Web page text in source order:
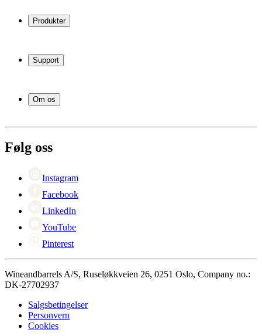
Produkter
Vinstativ
Vinmøbler
Support
Service
Betaling
Retur
Om os
Karriere
Black Friday
Cyber Monday
Følg oss
Instagram
Facebook
LinkedIn
YouTube
Pinterest
Wineandbarrels A/S, Ruseløkkveien 26, 0251 Oslo, Company no.:
DK-27702937
Salgsbetingelser
Personvern
Cookies